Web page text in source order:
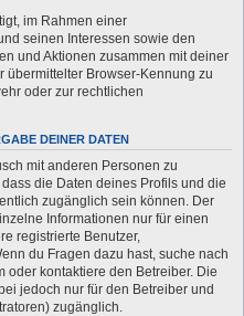
im Rahmen einer
seinen Interessen sowie den
und Aktionen zusammen mit deiner
übermittelter Browser-Kennung zu
oder zur rechtlichen
DEINER DATEN
mit anderen Personen zu
die Daten deines Profils und die
zugänglich sein können. Der
Informationen nur für einen
registrierte Benutzer,
du Fragen dazu hast, suche nach
oder kontaktiere den Betreiber. Die
jedoch nur für den Betreiber und
zugänglich.